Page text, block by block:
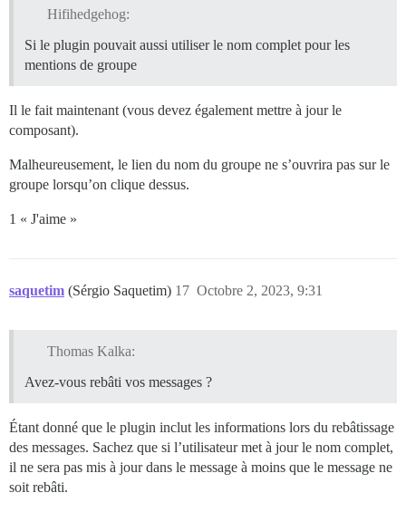
Hifihedgehog:
Si le plugin pouvait aussi utiliser le nom complet pour les
mentions de groupe
Il le fait maintenant (vous devez également mettre à jour le
composant).
Malheureusement, le lien du nom du groupe ne s’ouvrira pas sur le
groupe lorsqu’on clique dessus.
1 « J'aime »
saquetim (Sérgio Saquetim) Octobre 2, 2023, 9:31
17
Thomas Kalka:
Avez-vous rebâti vos messages ?
Étant donné que le plugin inclut les informations lors du rebâtissage
des messages. Sachez que si l’utilisateur met à jour le nom complet,
il ne sera pas mis à jour dans le message à moins que le message ne
soit rebâti.